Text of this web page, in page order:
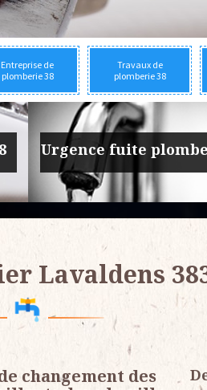
Entreprise de
plomberie 38
Travaux de
plomberie 38
Travaux de
Lavaldens
changement des